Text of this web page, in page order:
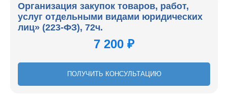
Организация закупок товаров, работ,
услуг отдельными видами юридических
лиц» (223-ФЗ), 72ч.
7 200 ₽
ПОЛУЧИТЬ КОНСУЛЬТАЦИЮ